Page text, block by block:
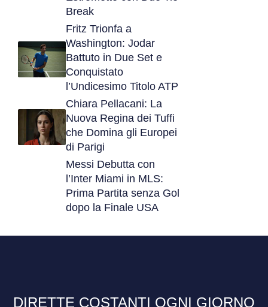
Break
Fritz Trionfa a
Washington: Jodar
Battuto in Due Set e
Conquistato
l’Undicesimo Titolo ATP
Chiara Pellacani: La
Nuova Regina dei Tuffi
che Domina gli Europei
di Parigi
Messi Debutta con
l’Inter Miami in MLS:
Prima Partita senza Gol
dopo la Finale USA
DIRETTE COSTANTI OGNI GIORNO